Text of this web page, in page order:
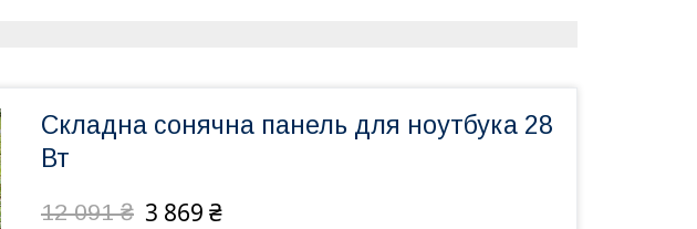
Складна сонячна панель для ноутбука 28
Вт
12 091 ₴ 3 869 ₴